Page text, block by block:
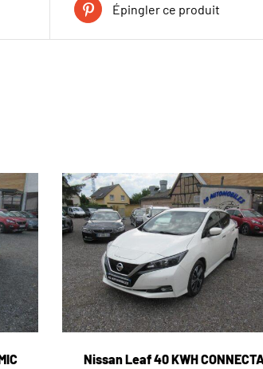
Épingler ce produit
Nissan Leaf 40 KWH